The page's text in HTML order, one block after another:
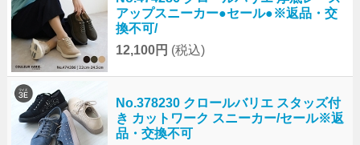
アップスニーカー●セール●※返品・交
換不可/
12,100円 (税込)
No.378230 クロールバリエ スタッズ付
き カットワーク スニーカー/セール※返
品・交換不可